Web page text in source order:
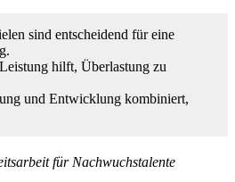
sind entscheidend für eine
hilft, Überlastung zu
und Entwicklung kombiniert,
für Nachwuchstalente